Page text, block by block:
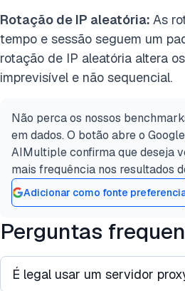
Rotação de IP aleatória: As
tempo e sessão seguem um
rotação de IP aleatória altera
imprevisível e não sequencial.
Não perca os nossos
em dados. O botão abre o
AIMultiple confirma que deseja
mais frequência nos resultados
Adicionar como fonte
Perguntas
É legal usar um servidor